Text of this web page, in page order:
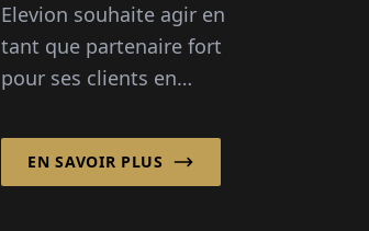
l'Europe avec
notre
Elevion souhaite agir en
tant que partenaire fort
pour ses clients en
dans la transition
énergétique : à travers
EN SAVOIR PLUS